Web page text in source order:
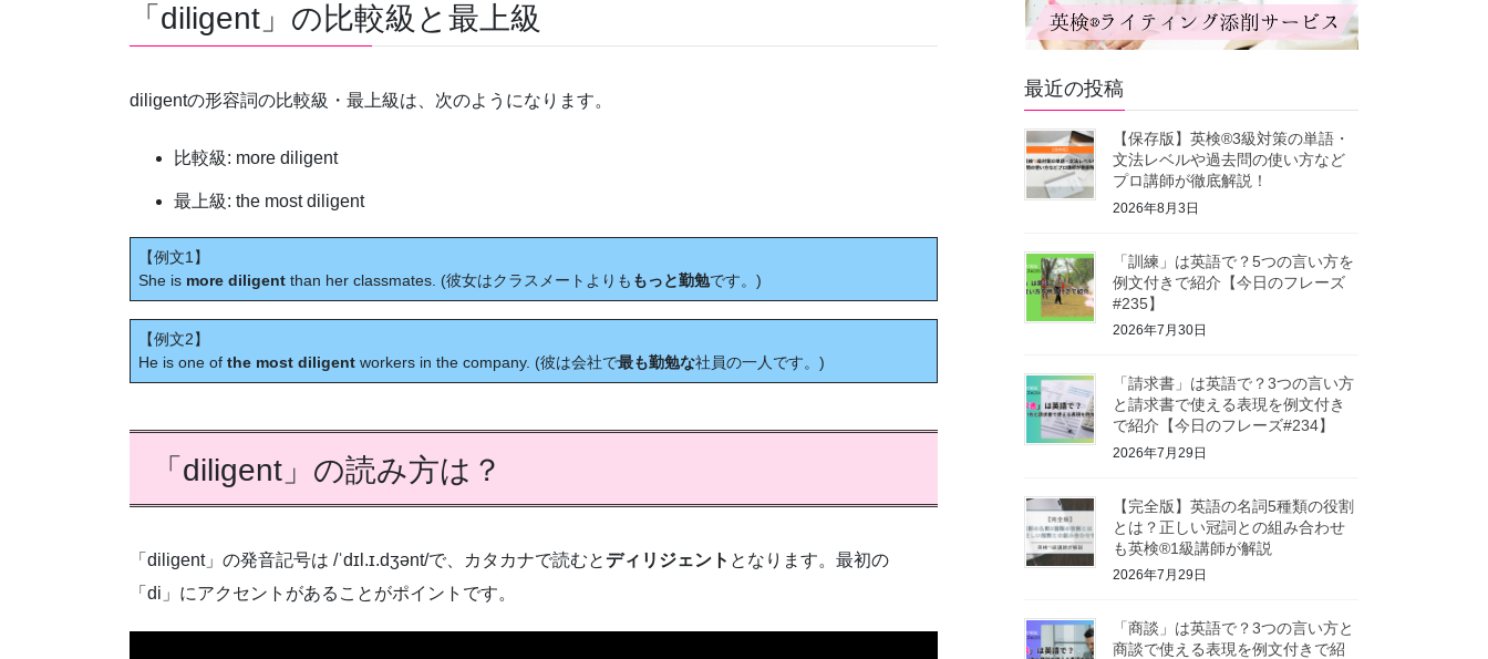
「diligent」の比較級と最上級
diligentの形容詞の比較級・最上級は、次のようになります。
比較級: more diligent
最上級: the most diligent
【例文1】
She is more diligent than her classmates. (彼女はクラスメートよりも もっと勤勉です。)
【例文2】
He is one of the most diligent workers in the company. (彼は会社で最も勤勉な社員の一人です。)
「diligent」の読み方は？
「diligent」の発音記号は /ˈdɪl.ɪ.dʒənt/で、カタカナで読むと ディリジェント となります。最初の
「di」にアクセントがあることがポイントです。
最近の投稿
【保存版】英検®3級対策の単語・
文法レベルや過去問の使い方など
プロ講師が徹底解説！
2026年8月3日
「訓練」は英語で？5つの言い方を
例文付きで紹介【今日のフレーズ
#235】
2026年7月30日
「請求書」は英語で？3つの言い方
と請求書で使える表現を例文付き
で紹介【今日のフレーズ#234】
2026年7月29日
【完全版】英語の名詞5種類の役割
とは？正しい冠詞との組み合わせ
も英検®1級講師が解説
2026年7月29日
「商談」は英語で？3つの言い方と
商談で使える表現を例文付きで紹